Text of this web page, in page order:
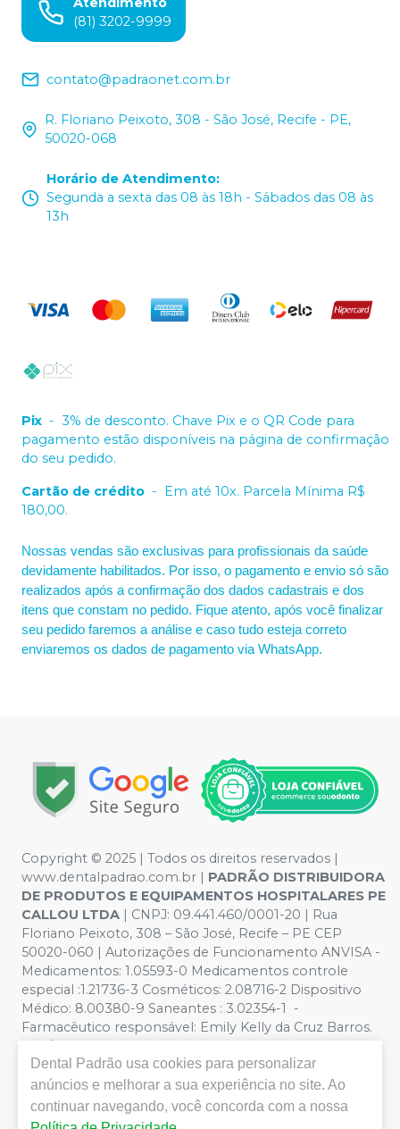
(81) 3202-9999
contato@padraonet.com.br
R. Floriano Peixoto, 308 - São José, Recife - PE,
50020-068
Horário de Atendimento:
Segunda a sexta das 08 às 18h - Sábados das 08 às
13h
Pix - 3% de desconto. Chave Pix e o QR Code para
pagamento estão disponíveis na página de confirmação
do seu pedido.
Cartão de crédito - Em até 10x. Parcela Mínima R$
180,00.
Nossas vendas são exclusivas para profissionais da saúde
devidamente habilitados. Por isso, o pagamento e envio só são
realizados após a confirmação dos dados cadastrais e dos
itens que constam no pedido. Fique atento, após você finalizar
seu pedido faremos a análise e caso tudo esteja correto
enviaremos os dados de pagamento via WhatsApp.
Copyright © 2025 | Todos os direitos reservados |
www.dentalpadrao.com.br | PADRÃO DISTRIBUIDORA
DE PRODUTOS E EQUIPAMENTOS HOSPITALARES PE
CALLOU LTDA | CNPJ: 09.441.460/0001-20 | Rua
Floriano Peixoto, 308 – São José, Recife – PE CEP
50020-060 | Autorizações de Funcionamento ANVISA -
Medicamentos: 1.05593-0 Medicamentos controle
especial :1.21736-3 Cosméticos: 2.08716-2 Dispositivo
Médico: 8.00380-9 Saneantes : 3.02354-1 -
Farmacêutico responsável: Emily Kelly da Cruz Barros.
CRF/PE nº 10109 | Política de Privacidade e Segurança -
Fotos meramente ilustrativas - Os preços e condições
da loja virtual estão sujeitos a alterações. Em caso de
divergência de preços no site, o valor válido é o do
Carrinho de Compra. Não vendemos por atacado, por
Dental Padrão usa cookies para personalizar
anúncios e melhorar a sua experiência no site. Ao
continuar navegando, você concorda com a nossa